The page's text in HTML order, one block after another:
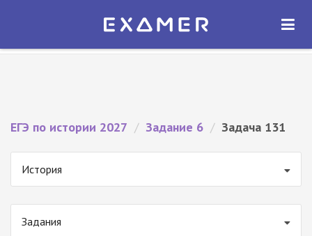
Экзамер — ЕГЭ 2027
ОТКРЫТЬ
ЕГЭ по истории 2027 / Задание 6 / Задача 131
История
Задания